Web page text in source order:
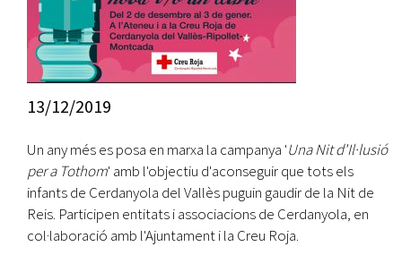
13/12/2019
Un any més es posa en marxa la campanya 'Una Nit d'Il·lusió
per a Tothom' amb l'objectiu d'aconseguir que tots els
infants de Cerdanyola del Vallès puguin gaudir de la Nit de
Reis. Participen entitats i associacions de Cerdanyola, en
col·laboració amb l'Ajuntament i la Creu Roja.